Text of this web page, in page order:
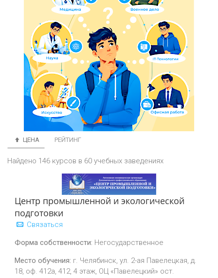
ЦЕНА РЕЙТИНГ
Найдено 146 курсов в 60 учебных заведениях
Центр промышленной и экологической
подготовки
Связаться
Форма собственности: Негосударственное
Место обучения: г. Челябинск, ул. 2-ая Павелецкая, д.
18, оф. 412а, 412, 4 этаж, ОЦ «Павелецкий» ост.